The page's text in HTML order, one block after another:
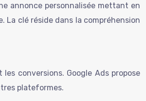
annonce personnalisée mettant en
clé réside dans la compréhension
conversions. Google Ads propose
plateformes.